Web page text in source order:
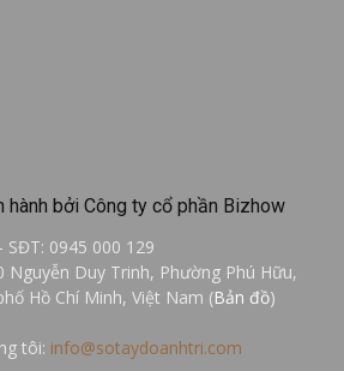
hành bởi Công ty cổ phần Bizhow
- SĐT: 0945 000 129
Nguyễn Duy Trinh, Phường Phú Hữu,
Hồ Chí Minh, Việt Nam (Bản đồ)
tôi: info@sotaydoanhtri.com